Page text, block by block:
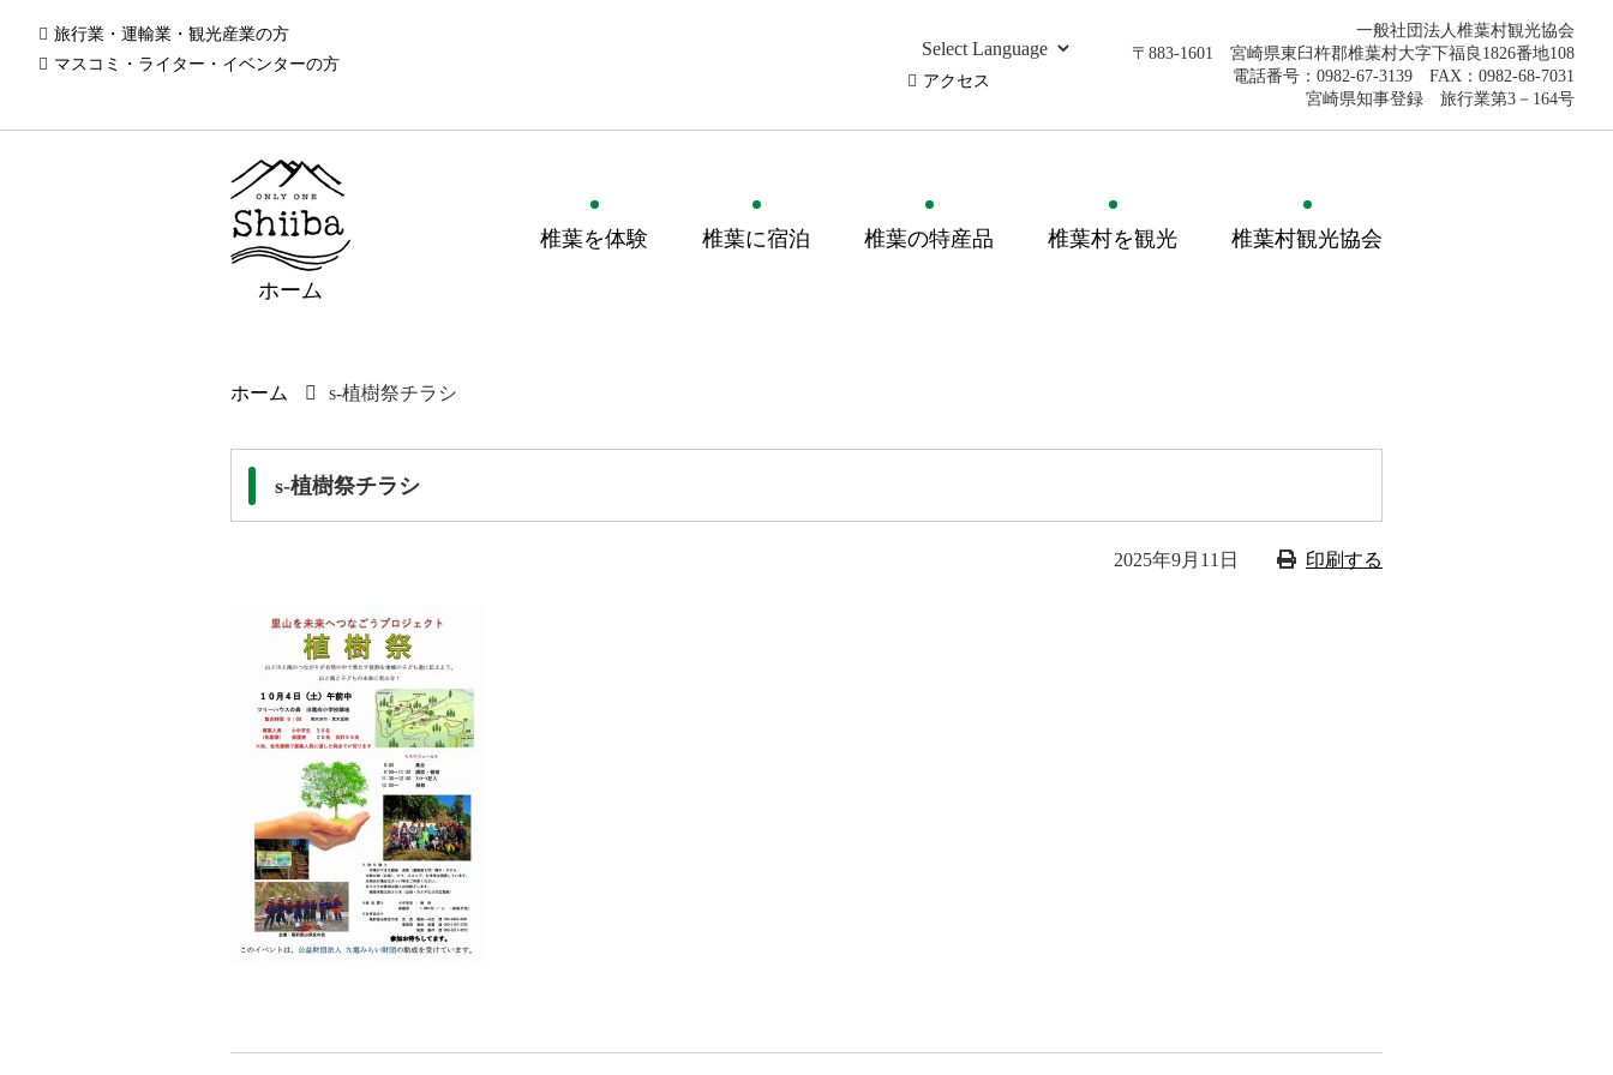
旅行業・運輸業・観光産業の方
マスコミ・ライター・イベンターの方
アクセス
一般社団法人椎葉村観光協会
〒883-1601 宮崎県東臼杵郡椎葉村大字下福良1826番地108
電話番号：0982-67-3139 FAX：0982-68-7031
宮崎県知事登録 旅行業第3－164号
ホーム
椎葉を体験 椎葉に宿泊 椎葉の特産品 椎葉村を観光 椎葉村観光協会
ホーム s-植樹祭チラシ
s-植樹祭チラシ
2025年9月11日 印刷する